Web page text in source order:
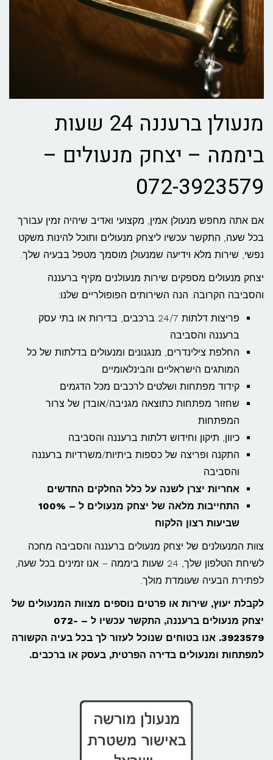
מנעולן ברעננה 24 שעות
ביממה – יצחק מנעולים –
072-3923579
אם אתה מחפש מנעולן אמין, מקצועי ואדיב שיהיה זמין עבורך
בכל שעה, התקשר עכשיו ליצחק מנעולים ותוכל להינות משקט
נפשי, שירות מלא וידיעה שמנעולן מוסמך מטפל בבעיה שלך.
יצחק מנעולים מספקים שירות מנעולנים מקיף ברעננה
והסביבה הקרובה. הנה השירותים הפופולריים שלנו:
פריצות דלתות 24/7 ברכבים, בדירות או בתי עסק
ברעננה והסביבה
החלפת צילינדרים, מנגנונים ומנעולים בדלתות של כל
המותגים הישראליים והבינלאומיים
קידוד מפתחות ושלטים לרכבים מכל הדגמים
שחזור מפתחות כתוצאה מגניבה/אובדן של צרור
המפתחות
כיוון, תיקון וחידוש דלתות ברעננה והסביבה
התקנה ופריצה של כספות ביתיות/משרדיות ברעננה
והסביבה
אחריות יצרן לשנה על כלל החלקים החדשים
התחייבות מלאה של יצחק מנעולים ל – 100%
שביעות רצון הלקוח
צוות המנעולנים של יצחק מנעולים ברעננה והסביבה מחכה
לשיחת הטלפון שלך, 24 שעות ביממה – אנו זמינים בכל שעה,
לפתירת הבעיה שעומדת מולך.
לקבלת יעוץ, שירות או פרטים נוספים מצוות המנעולים של
יצחק מנעולים ברעננה, התקשר עכשיו ל – 072-
3923579. אנו בטוחים שנוכל לעזור לך בכל בעיה הקשורה
למפתחות ומנעולים בדירה הפרטית, בעסק או ברכבים.